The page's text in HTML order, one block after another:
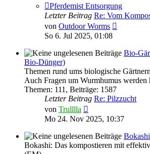
Pferdemist Entsorgung
Letzter Beitrag Re: Vom
von Outdoor Worms
So 6. Jul 2025, 01:08
Bio-
Bio-Dünger)
Themen rund ums biologische
Auch Fragen um Wurmhumus werden
Themen: 111 , Beiträge: 1587
Letzter Beitrag Re: Pilzzucht
von Trulllla
Beitrag
Mo 24. Nov 2025, 10:37
Bokashi
Bokashi: Das kompostieren mit